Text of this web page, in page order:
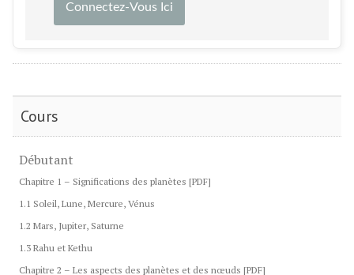
Connectez-Vous Ici
Cours
Débutant
Chapitre 1 – Significations des planètes [PDF]
1.1 Soleil, Lune, Mercure, Vénus
1.2 Mars, Jupiter, Saturne
1.3 Rahu et Kethu
Chapitre 2 – Les aspects des planètes et des nœuds [PDF]